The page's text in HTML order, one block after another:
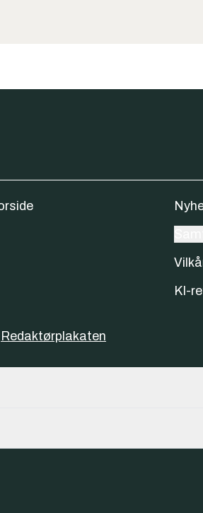
KI-
Redaktørplakaten